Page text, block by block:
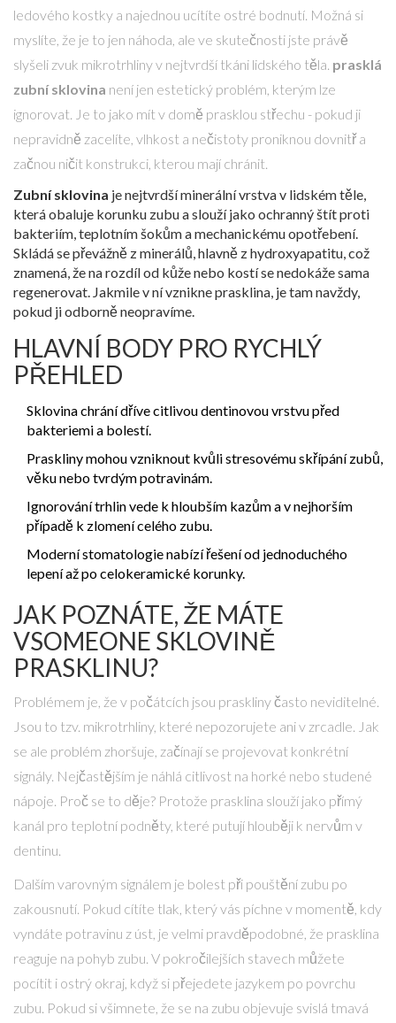
ledového kostky a najednou ucítíte ostré bodnutí. Možná si
myslíte, že je to jen náhoda, ale ve skutečnosti jste právě
slyšeli zvuk mikrotrhliny v nejtvrdší tkáni lidského těla. prasklá
zubní sklovina není jen estetický problém, kterým lze
ignorovat. Je to jako mít v domě prasklou střechu - pokud ji
nepravidně zacelíte, vlhkost a nečistoty proniknou dovnitř a
začnou ničit konstrukci, kterou mají chránit.
Zubní sklovina jenejtvrdší minerální vrstva v lidském těle,
která obaluje korunku zubu a slouží jako ochranný štít proti
bakteriím, teplotním šokům a mechanickému opotřebení.
Skládá se převážně z minerálů, hlavně z hydroxyapatitu, což
znamená, že na rozdíl od kůže nebo kostí se nedokáže sama
regenerovat. Jakmile v ní vznikne prasklina, je tam navždy,
pokud ji odborně neopravíme.
HLAVNÍ BODY PRO RYCHLÝ
PŘEHLED
Sklovina chrání dříve citlivou dentinovou vrstvu před
bakteriemi a bolestí.
Praskliny mohou vzniknout kvůli stresovému skřípání zubů,
věku nebo tvrdým potravinám.
Ignorování trhlin vede k hloubším kazům a v nejhorším
případě k zlomení celého zubu.
Moderní stomatologie nabízí řešení od jednoduchého
lepení až po celokeramické korunky.
JAK POZNÁTE, ŽE MÁTE
VSOMEONE SKLOVINĚ
PRASKLINU?
Problémem je, že v počátcích jsou praskliny často neviditelné.
Jsou to tzv. mikrotrhliny, které nepozorujete ani v zrcadle. Jak
se ale problém zhoršuje, začínají se projevovat konkrétní
signály. Nejčastějším je náhlá citlivost na horké nebo studené
nápoje. Proč se to děje? Protože prasklina slouží jako přímý
kanál pro teplotní podněty, které putují hlouběji k nervům v
dentinu.
Dalším varovným signálem je bolest při pouštění zubu po
zakousnutí. Pokud cítíte tlak, který vás píchne v momentě, kdy
vyndáte potravinu z úst, je velmi pravděpodobné, že prasklina
reaguje na pohyb zubu. V pokročilejších stavech můžete
pocítit i ostrý okraj, když si přejedete jazykem po povrchu
zubu. Pokud si všimnete, že se na zubu objevuje svislá tmavá